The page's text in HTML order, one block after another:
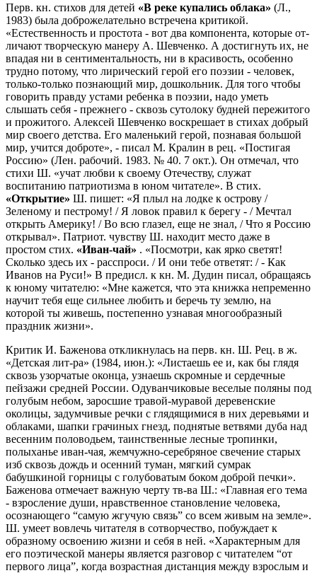
Перв. кн. стихов для детей «В реке купались облака» (Л.,
1983) была доброжела­тельно встречена критикой.
«Естественность и простота - вот два компонента, которые от­
личают творческую манеру А. Шевченко. А достигнуть их, не
впадая ни в сентименталь­ность, ни в красивость, особенно
трудно потому, что лирический герой его поэзии - че­ловек,
только-только познающий мир, дошкольник. Для того чтобы
говорить правду ус­тами ребенка в поэзии, надо уметь
слышать себя - прежнего - сквозь сутолоку будней пе­режитого
и прожитого. Алексей Шевченко воскрешает в стихах добрый
мир своего дет­ства. Его маленький герой, познавая большой
мир, учится доброте», - писал М. Кралин в рец. «Постигая
Россию» (Лен. рабочий. 1983. № 40. 7 окт.). Он отмечал, что
стихи Ш. «учат любви к своему Отечеству, служат
воспитанию патриотизма в юном чита­теле». В стих.
«Открытие» Ш. пишет: «Я плыл на лодке к острову /
Зеленому и пестрому! / Я ловок правил к берегу - / Мечтал
открыть Америку! / Во всю глазел, еще не знал, / Что я Россию
открывал». Патриот. чувству Ш. находит место даже в
простом стих. «Иван-чай» . «Посмотри, как ярко светят!
Сколько здесь их - расспроси. / И они тебе ответят: / - Как
Иванов на Руси!» В предисл. к кн. М. Дудин писал, обращаясь
к юному читателю: «Мне кажется, что эта книжка непременно
научит тебя еще сильнее любить и беречь ту землю, на
которой ты живешь, постепенно узнавая многообразный
праздник жизни».
Критик И. Баженова откликнулась на перв. кн. Ш. Рец. в ж.
«Детская лит-ра» (1984, июн.): «Листаешь ее и, как бы глядя
сквозь узорчатые оконца, узнаешь скромные и сердечные
пейзажи средней России. Одуванчиковые веселые поляны под
голубым небом, заросшие травой-муравой деревенские
околицы, задумчивые речки с глядящимися в них деревьями и
облаками, шапки грачиных гнезд, поднятые вет­вями дуба над
весенним половодьем, таинственные лесные тропинки,
полыханье иван-чая, жемчужно-серебряное свечение старых
изб сквозь дождь и осенний туман, мягкий сумрак
бабушкиной горницы с голубоватым боком доброй печки».
Баженова отмечает важную черту тв-ва Ш.: «Главная его тема
- взросление души, нравственное становление че­ловека,
осознающего “самую жгучую связь” со всем живым на земле».
Ш. умеет вовлечь читателя в сотворчество, побуждает к
образному освоению жизни и себя в ней. «Характер­ным для
его поэтической манеры является разговор с читателем “от
первого лица”, когда возрастная дистанция между взрослым и